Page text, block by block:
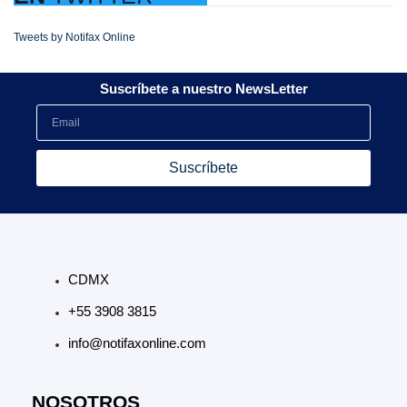
Tweets by Notifax Online
Suscríbete a nuestro NewsLetter
Suscríbete
CDMX
+55 3908 3815
info@notifaxonline.com
NOSOTROS